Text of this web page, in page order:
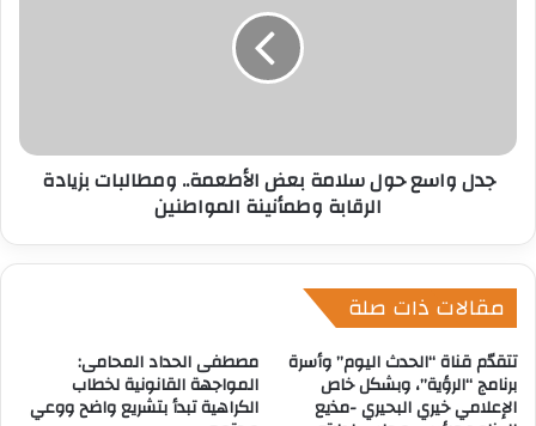
جدل واسع حول سلامة بعض الأطعمة.. ومطالبات بزيادة
الرقابة وطمأنينة المواطنين
مقالات ذات صلة
تتقدّم قناة “الحدث اليوم” وأسرة
برنامج “الرؤية”، وبشكل خاص
الإعلامي خيري البحيري -مذيع
مصطفى الحداد المحامى:
المواجهة القانونية لخطاب
الكراهية تبدأ بتشريع واضح ووعي